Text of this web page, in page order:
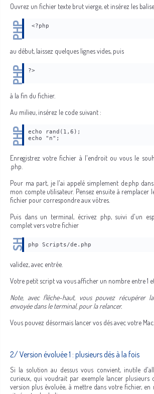
Ouvrez un fichier texte brut vierge, et insérez les
<?php
au début, laissez quelques lignes vides, puis
?>
à la fin du fichier.
Au milieu, insérez le code suivant :
echo rand(1,6);
echo "n";
Enregistrez votre fichier à l'endroit ou vous le
.php.
Pour ma part, je l'ai appelé simplement de.php
mon compte utilisateur. Pensez ensuite à remplacer
fichier pour correspondre aux vôtres.
Puis dans un terminal, écrivez php, suivi d'un
complet vers votre fichier
php Scripts/de.php
validez, avec entrée.
Votre petit script va vous afficher un nombre entre 1
Note, avec flêche-haut, vous pouvez récupérer
envoyée dans le terminal, pour la relancer.
Vous pouvez désormais lancer vos dés avec votre Mac.
2/ Version évoluée 1 : plusieurs dés à la fois
Si la solution au dessus vous convient, inutile
curieux, qui voudrait par exemple lancer plusieurs
version plus évoluée, à mettre dans votre fichier,